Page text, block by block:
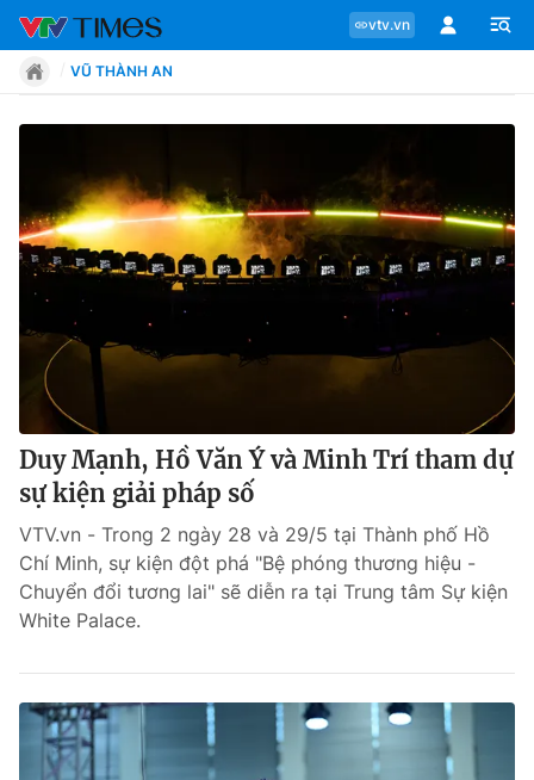
vtv.vn
Chuyên mục
Tin tức
Move
Phong cách
Chân dung
Bóng đá
Các môn khác
VŨ THÀNH AN
Duy Mạnh, Hồ Văn Ý và Minh Trí tham dự
sự kiện giải pháp số
VTV.vn - Trong 2 ngày 28 và 29/5 tại Thành phố Hồ
Chí Minh, sự kiện đột phá "Bệ phóng thương hiệu -
Chuyển đổi tương lai" sẽ diễn ra tại Trung tâm Sự kiện
White Palace.